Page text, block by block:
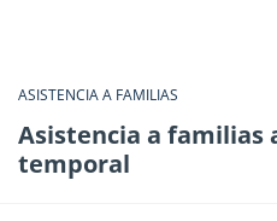
ASISTENCIA A FAMILIAS
Asistencia a familias
temporal